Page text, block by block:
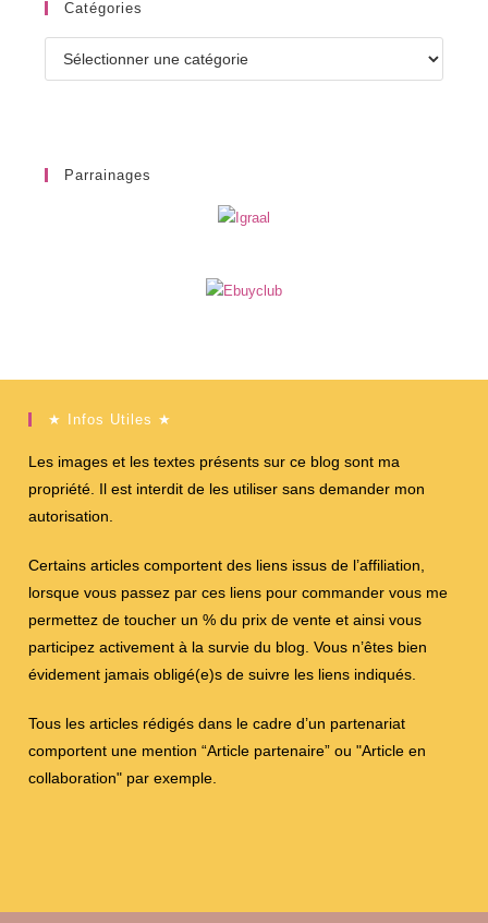
Catégories
Parrainages
★ Infos Utiles ★
Les images et les textes présents sur ce blog sont ma
propriété. Il est interdit de les utiliser sans demander mon
autorisation.
Certains articles comportent des liens issus de l’affiliation,
lorsque vous passez par ces liens pour commander vous me
permettez de toucher un % du prix de vente et ainsi vous
participez activement à la survie du blog. Vous n’êtes bien
évidement jamais obligé(e)s de suivre les liens indiqués.
Tous les articles rédigés dans le cadre d’un partenariat
comportent une mention “Article partenaire” ou "Article en
collaboration" par exemple.